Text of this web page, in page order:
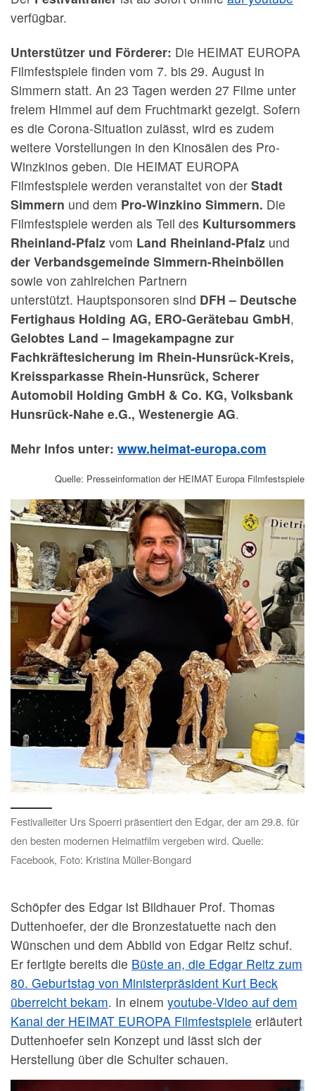
verfügbar.
Unterstützer und Förderer: Die HEIMAT EUROPA
Filmfestspiele finden vom 7. bis 29. August in
Simmern statt. An 23 Tagen werden 27 Filme unter
freiem Himmel auf dem Fruchtmarkt gezeigt. Sofern
es die Corona-Situation zulässt, wird es zudem
weitere Vorstellungen in den Kinosälen des Pro-
Winzkinos geben. Die HEIMAT EUROPA
Filmfestspiele werden veranstaltet von der Stadt
Simmern und dem Pro-Winzkino Simmern. Die
Filmfestspiele werden als Teil des Kultursommers
Rheinland-Pfalz vom Land Rheinland-Pfalz und
der Verbandsgemeinde Simmern-Rheinböllen
sowie von zahlreichen Partnern
unterstützt. Hauptsponsoren sind DFH – Deutsche
Fertighaus Holding AG, ERO-Gerätebau GmbH,
Gelobtes Land – Imagekampagne zur
Fachkräftesicherung im Rhein-Hunsrück-Kreis,
Kreissparkasse Rhein-Hunsrück, Scherer
Automobil Holding GmbH & Co. KG, Volksbank
Hunsrück-Nahe e.G., Westenergie AG.
Mehr Infos unter: www.heimat-europa.com
Quelle: Presseinformation der HEIMAT Europa Filmfestspiele
Festivalleiter Urs Spoerri präsentiert den Edgar, der am 29.8. für
den besten modernen Heimatfilm vergeben wird. Quelle:
Facebook, Foto: Kristina Müller-Bongard
Schöpfer des Edgar ist Bildhauer Prof. Thomas
Duttenhoefer, der die Bronzestatuette nach den
Wünschen und dem Abbild von Edgar Reitz schuf.
Er fertigte bereits die Büste an, die Edgar Reitz zum
80. Geburtstag von Ministerpräsident Kurt Beck
überreicht bekam. In einem youtube-Video auf dem
Kanal der HEIMAT EUROPA Filmfestspiele erläutert
Duttenhoefer sein Konzept und lässt sich der
Herstellung über die Schulter schauen.